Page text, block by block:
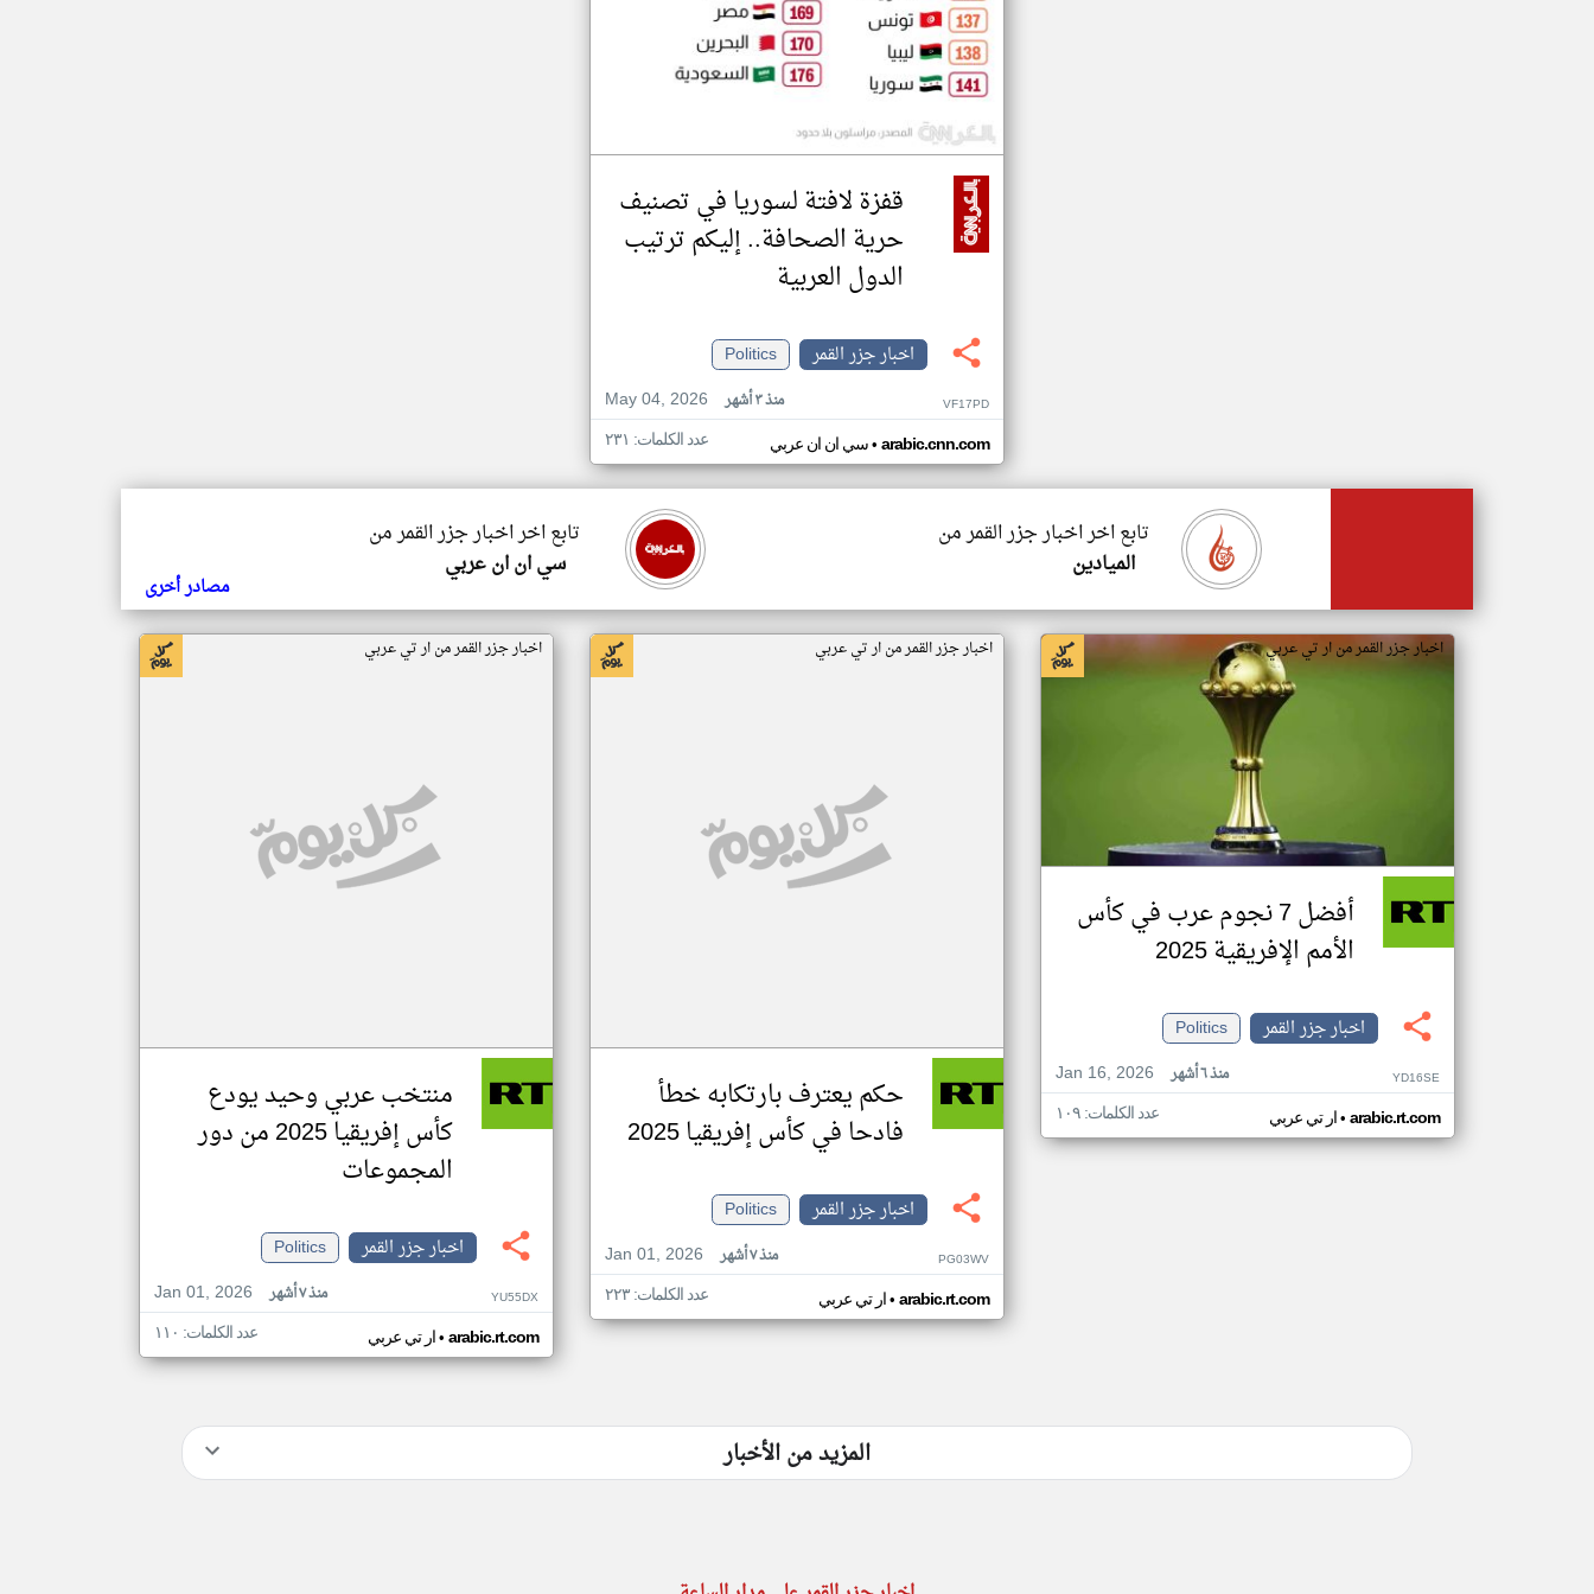
قفزة لافتة لسوريا في تصنيف
حرية الصحافة.. إليكم ترتيب
الدول العربية
اخبار جزر القمر
Politics
May 04, 2026
منذ ٣ أشهر VF17PD
سي ان ان عربي• arabic.cnn.com عدد الكلمات: ٢٣١
تابع اخر اخبار جزر القمر من
سي ان ان عربي
تابع اخر اخبار جزر القمر من
الميادين
مصادر أخرى
اخبار جزر القمر من ار تي عربي
أفضل 7 نجوم عرب في كأس
الأمم الإفريقية 2025
اخبار جزر القمر
Politics
Jan 16, 2026
منذ ٦ أشهر YD16SE
ار تي عربي• arabic.rt.com عدد الكلمات: ١٠٩
اخبار جزر القمر من ار تي عربي
حكم يعترف بارتكابه خطأ
فادحا في كأس إفريقيا 2025
اخبار جزر القمر
Politics
Jan 01, 2026
منذ ٧ أشهر PG03WV
ار تي عربي• arabic.rt.com عدد الكلمات: ٢٢٣
اخبار جزر القمر من ار تي عربي
منتخب عربي وحيد يودع
كأس إفريقيا 2025 من دور
المجموعات
اخبار جزر القمر
Politics
Jan 01, 2026
منذ ٧ أشهر YU55DX
ار تي عربي• arabic.rt.com عدد الكلمات: ١١٠
المزيد من الأخبار